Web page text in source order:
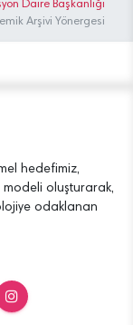
Daire Başkanlığı
Arşivi Yönergesi
hedefimiz,
oluşturarak,
odaklanan